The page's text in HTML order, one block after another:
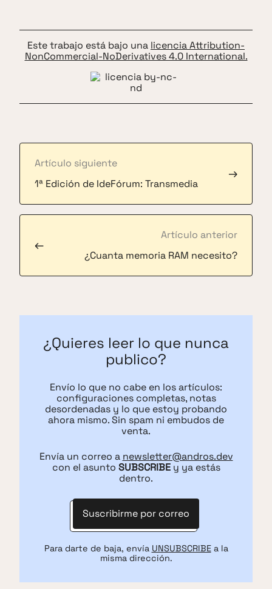
Este trabajo está bajo una licencia Attribution-
NonCommercial-NoDerivatives 4.0 International.
Artículo anterior
¿Cuanta memoria RAM necesito?
←
Artículo siguiente
1ª Edición de IdeFórum: Transmedia
→
¿Quieres leer lo que nunca
publico?
Envío lo que no cabe en los artículos:
configuraciones completas, notas
desordenadas y lo que estoy probando
ahora mismo. Sin spam ni embudos de
venta.
Envía un correo a newsletter@andros.dev
con el asunto SUBSCRIBEy ya estás
dentro.
Suscribirme por correo
Para darte de baja, envía UNSUBSCRIBEa la
misma dirección.